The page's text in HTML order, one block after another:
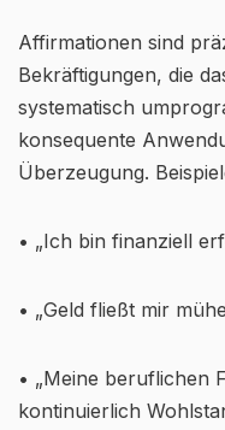
Affirmationen sind
Bekräftigungen, die
systematisch
konsequente
Überzeugung.
• „Ich bin finanziell
• „Geld fließt mir
• „Meine beruflichen
kontinuierlich